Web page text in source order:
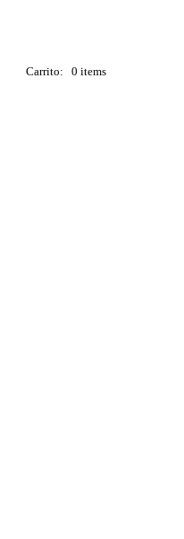
Carrito: 0 items